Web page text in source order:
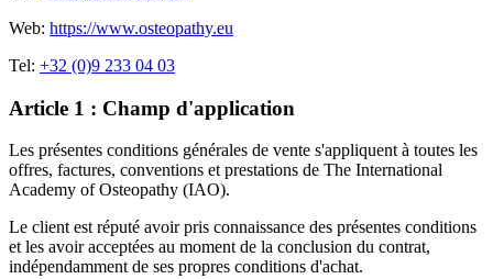
Web: https://www.osteopathy.eu
Tel: +32 (0)9 233 04 03
Article 1 : Champ d'application
Les présentes conditions générales de vente s'appliquent à toutes les
offres, factures, conventions et prestations de The International
Academy of Osteopathy (IAO).
Le client est réputé avoir pris connaissance des présentes conditions
et les avoir acceptées au moment de la conclusion du contrat,
indépendamment de ses propres conditions d'achat.